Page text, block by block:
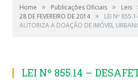
Home » Publicações Oficiais » Leis
28 DE FEVEREIRO DE 2014 »
LEI Nº
AUTORIZA A DOAÇÃO DE IMÓVEL
LEI Nº 855.14 –